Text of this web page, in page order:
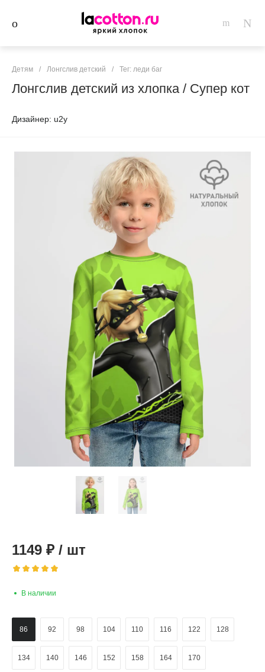
Детям / Лонгслив детский / Тег: леди баг
Лонгслив детский из хлопка / Супер кот
Дизайнер: u2y
1149 ₽ / шт
В наличии
86 92 98 104 110 116 122 128
134 140 146 152 158 164 170